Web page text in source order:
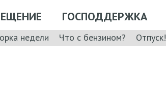
ГОСПОДДЕРЖКА
недели Что с бензином? Отпуск!